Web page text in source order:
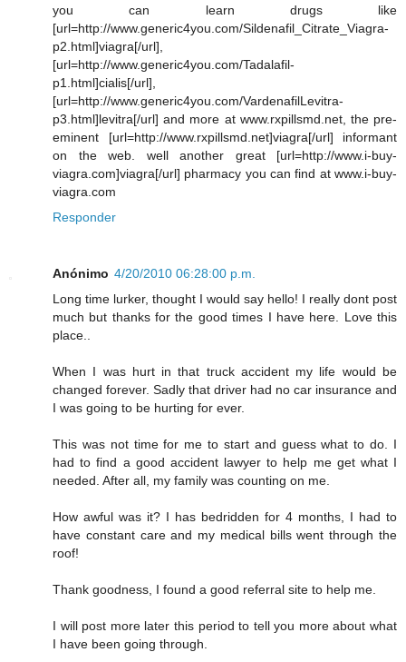
you can learn drugs like
[url=http://www.generic4you.com/Sildenafil_Citrate_Viagra-
p2.html]viagra[/url],
[url=http://www.generic4you.com/Tadalafil-
p1.html]cialis[/url],
[url=http://www.generic4you.com/VardenafilLevitra-
p3.html]levitra[/url] and more at www.rxpillsmd.net, the pre-
eminent [url=http://www.rxpillsmd.net]viagra[/url] informant
on the web. well another great [url=http://www.i-buy-
viagra.com]viagra[/url] pharmacy you can find at www.i-buy-
viagra.com
Responder
Anónimo 4/20/2010 06:28:00 p.m.
Long time lurker, thought I would say hello! I really dont post
much but thanks for the good times I have here. Love this
place..
When I was hurt in that truck accident my life would be
changed forever. Sadly that driver had no car insurance and
I was going to be hurting for ever.
This was not time for me to start and guess what to do. I
had to find a good accident lawyer to help me get what I
needed. After all, my family was counting on me.
How awful was it? I has bedridden for 4 months, I had to
have constant care and my medical bills went through the
roof!
Thank goodness, I found a good referral site to help me.
I will post more later this period to tell you more about what
I have been going through.